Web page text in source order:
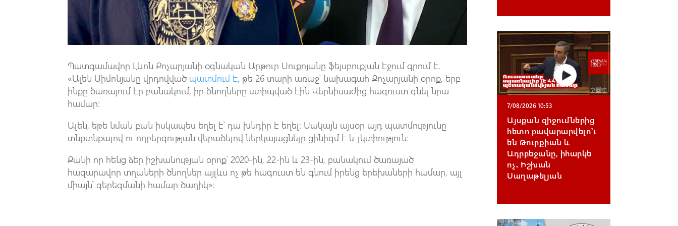
Պատգամավոր Լևոն Քոչարյանի օգնական Արթուր Սուքոյանը ֆեյսբուքյան էջում գրում է.
«Ալեն Սիմոնյանը վրդովված պատմում է, թե 26 տարի առաջ՝ նախագահ Քոչարյանի օրոք, երբ
ինքը ծառայում էր բանակում, իր ծնողները ստիպված էին Վերնիսաժից հագուստ գնել նրա
համար։
Ալեն, եթե նման բան իսկապես եղել է՝ դա խնդիր է եղել։ Սակայն այսօր այդ պատմությունը
տնքտնքալով ու ողբերգության վերածելով ներկայացնելը ցինիզմ է և լկտիություն։
Քանի որ հենց ձեր իշխանության օրոք՝ 2020-ին, 22-ին և 23-ին, բանակում ծառայած
հազարավոր տղաների ծնողներ այլևս ոչ թե հագուստ են գնում իրենց երեխաների համար, այլ
միայն՝ գերեզմանի համար ծաղիկ»։
7/08/2026 10:53
Այսքան զիջումներից
հետո բավարարվելո՞ւ
են Թուրքիան և
Ադրբեջանը, իհարկե
ոչ․ Իշխան
Սաղաթելյան